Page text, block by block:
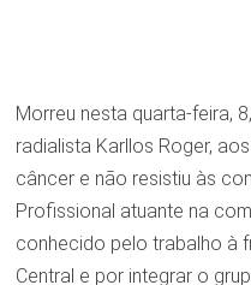
Morreu nesta quarta-feira,
radialista Karllos Roger,
câncer e não resistiu às
Profissional atuante na
conhecido pelo trabalho à
Central e por integrar o